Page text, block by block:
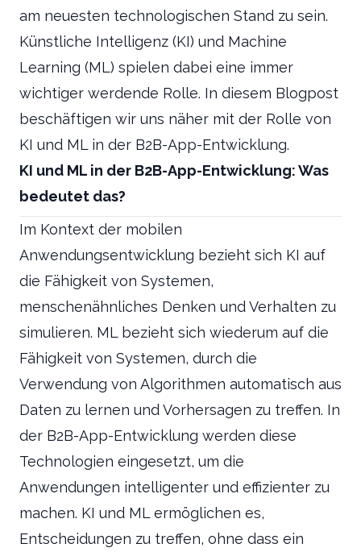
am neuesten technologischen Stand zu sein.
Künstliche Intelligenz (KI) und Machine
Learning (ML) spielen dabei eine immer
wichtiger werdende Rolle. In diesem Blogpost
beschäftigen wir uns näher mit der Rolle von
KI und ML in der B2B-App-Entwicklung.
KI und ML in der B2B-App-Entwicklung: Was
bedeutet das?
Im Kontext der mobilen
Anwendungsentwicklung bezieht sich KI auf
die Fähigkeit von Systemen,
menschenähnliches Denken und Verhalten zu
simulieren. ML bezieht sich wiederum auf die
Fähigkeit von Systemen, durch die
Verwendung von Algorithmen automatisch aus
Daten zu lernen und Vorhersagen zu treffen. In
der B2B-App-Entwicklung werden diese
Technologien eingesetzt, um die
Anwendungen intelligenter und effizienter zu
machen. KI und ML ermöglichen es,
Entscheidungen zu treffen, ohne dass ein